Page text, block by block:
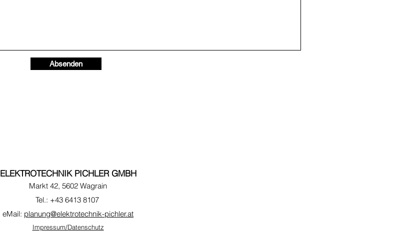
Absenden
ELEKTROTECHNIK PICHLER GMBH
Markt 42, 5602 Wagrain
Tel.: +43 6413 8107
eMail: planung@elektrotechnik-pichler.at
Impressum/Datenschutz